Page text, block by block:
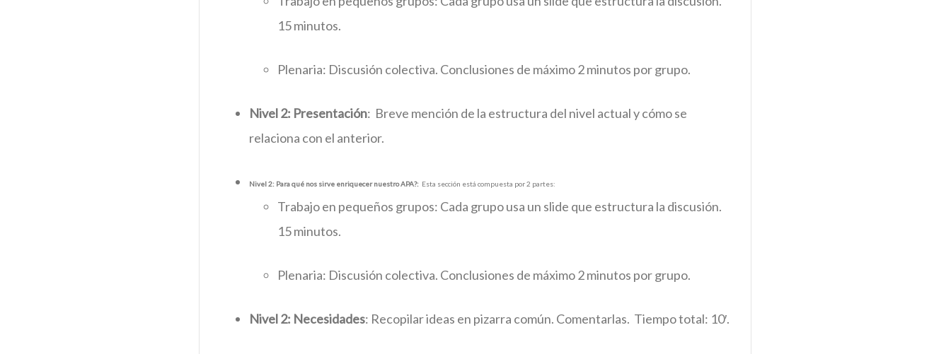
15 minutos.
Plenaria: Discusión colectiva. Conclusiones de máximo 2 minutos por grupo.
Nivel 2: Presentación: Breve mención de la estructura del nivel actual y cómo se
relaciona con el anterior.
Nivel 2: Para qué nos sirve enriquecer nuestro APA?: Esta sección está compuesta por 2 partes:
Trabajo en pequeños grupos: Cada grupo usa un slide que estructura la discusión.
15 minutos.
Plenaria: Discusión colectiva. Conclusiones de máximo 2 minutos por grupo.
Nivel 2: Necesidades: Recopilar ideas en pizarra común. Comentarlas. Tiempo total: 10′.